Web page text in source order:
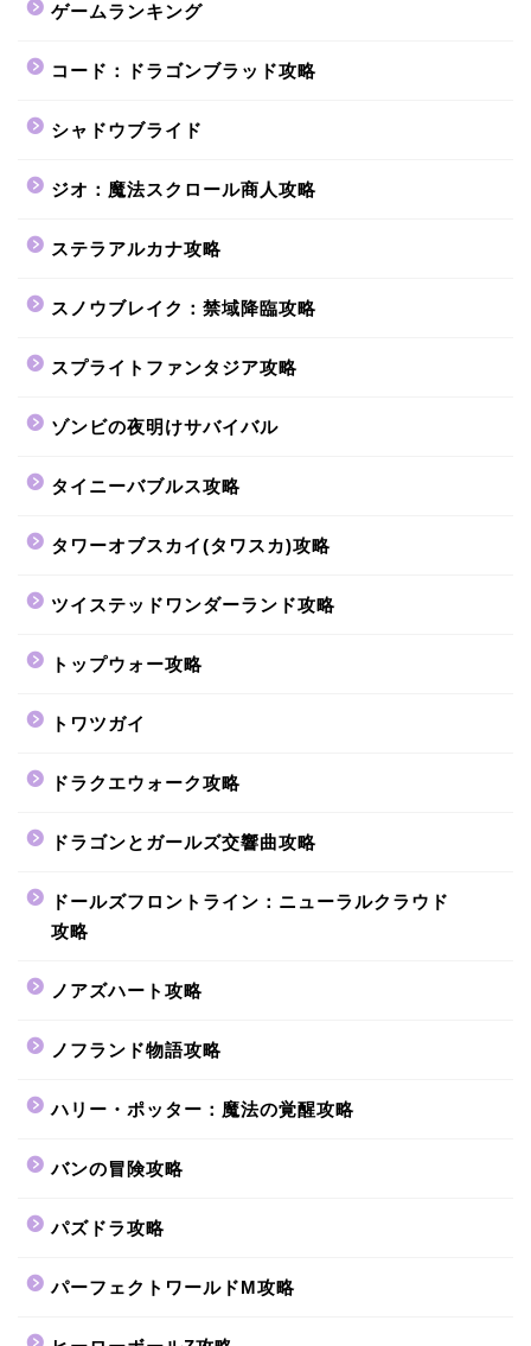
ゲームランキング
コード：ドラゴンブラッド攻略
シャドウブライド
ジオ：魔法スクロール商人攻略
ステラアルカナ攻略
スノウブレイク：禁域降臨攻略
スプライトファンタジア攻略
ゾンビの夜明けサバイバル
タイニーバブルス攻略
タワーオブスカイ(タワスカ)攻略
ツイステッドワンダーランド攻略
トップウォー攻略
トワツガイ
ドラクエウォーク攻略
ドラゴンとガールズ交響曲攻略
ドールズフロントライン：ニューラルクラウド
攻略
ノアズハート攻略
ノフランド物語攻略
ハリー・ポッター：魔法の覚醒攻略
バンの冒険攻略
パズドラ攻略
パーフェクトワールドM攻略